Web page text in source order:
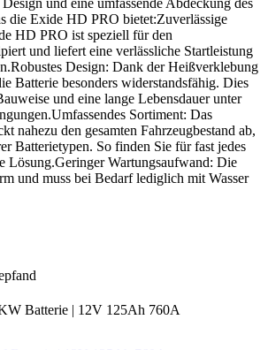
die Exide HD PRO bietet:Zuverlässige
HD PRO ist speziell für den
und liefert eine verlässliche Startleistung
Design: Dank der Heißverklebung
Batterie besonders widerstandsfähig. Dies
und eine lange Lebensdauer unter
Sortiment: Das
nahezu den gesamten Fahrzeugbestand ab,
Batterietypen. So finden Sie für fast jedes
Lösung.Geringer Wartungsaufwand: Die
und muss bei Bedarf lediglich mit Wasser